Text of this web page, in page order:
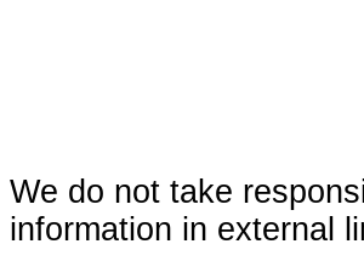
We do not take
information in external